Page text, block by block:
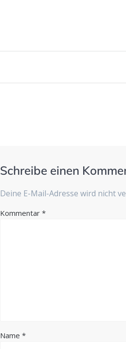
Schreibe einen
Deine E-Mail-Adresse wird nicht
Kommentar*
Name*